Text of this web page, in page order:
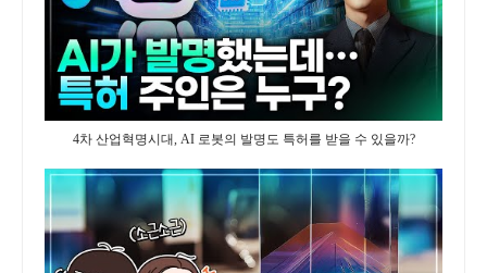
4차 산업혁명시대, AI 로봇의 발명도 특허를 받을 수 있을까?